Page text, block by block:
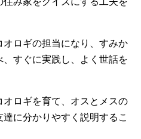
オロギの担当になり、すみか
すぐに実践し、よく世話を
オロギを育て、オスとメスの
に分かりやすく説明するこ